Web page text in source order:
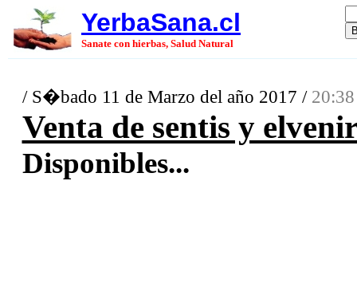
YerbaSana.cl
Sanate con hierbas, Salud Natural
/ S�bado 11 de Marzo del año 2017 /
Venta de sentis y
Disponibles...